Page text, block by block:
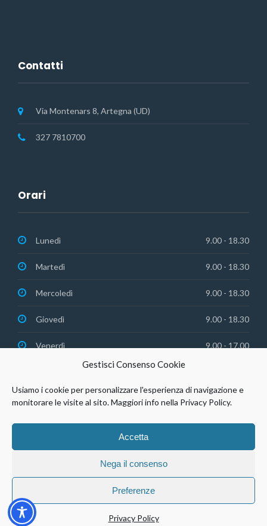
Gestisci Consenso Cookie
Usiamo i cookie per personalizzare l'esperienza di navigazione e
monitorare le visite al sito. Maggiori info nella Privacy Policy.
Accetta
Nega il consenso
Preferenze
Privacy Policy
Contatti
Via Montenars 8, Artegna (UD)
327 7810700
Orari
Lunedì 9.00 - 18.30
Martedì 9.00 - 18.30
Mercoledì 9.00 - 18.30
Giovedì 9.00 - 18.30
Venerdì 9.00 - 17.00
© Studio Dentistico Agosto Srl | P.IVA 03088420306 |
Policy